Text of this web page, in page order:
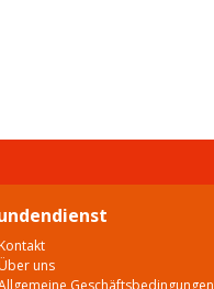
uns
Geschäftsbedingungen